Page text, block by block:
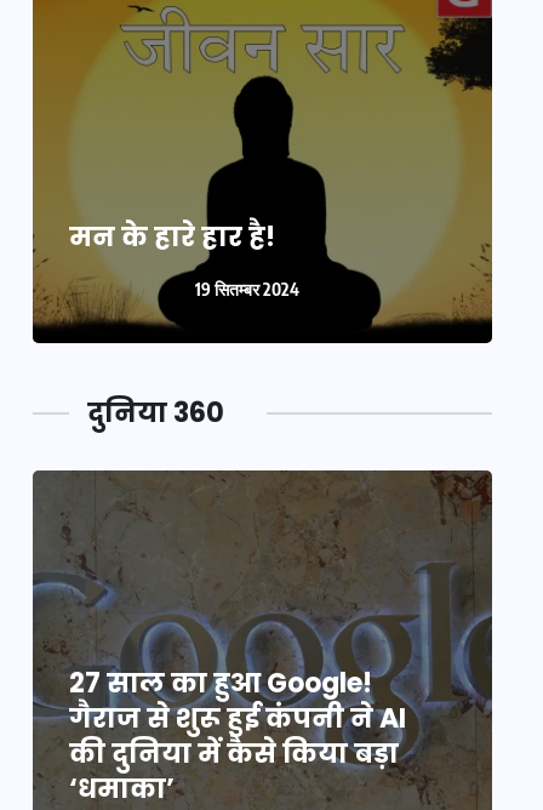
मन के हारे हार है!
19 सितम्बर 2024
दुनिया 360
27 साल का हुआ Google!
गैराज से शुरू हुई कंपनी ने AI
की दुनिया में कैसे किया बड़ा
‘धमाका’